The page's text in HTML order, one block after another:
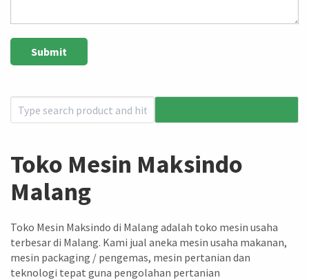
Toko Mesin Maksindo
Malang
Toko Mesin Maksindo di Malang adalah toko mesin usaha
terbesar di Malang. Kami jual aneka mesin usaha makanan,
mesin packaging / pengemas, mesin pertanian dan
teknologi tepat guna pengolahan pertanian